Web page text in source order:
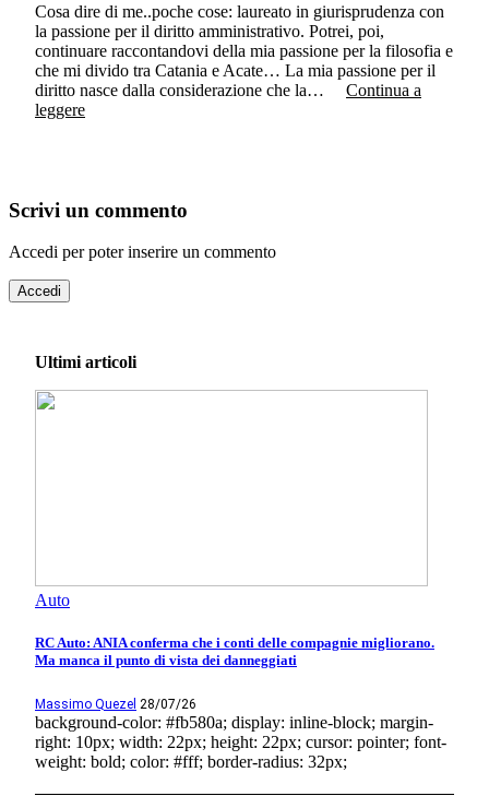
Cosa dire di me..poche cose: laureato in giurisprudenza con
la passione per il diritto amministrativo. Potrei, poi,
continuare raccontandovi della mia passione per la filosofia e
che mi divido tra Catania e Acate… La mia passione per il
diritto nasce dalla considerazione che la…
Continua a
leggere
Scrivi un commento
Accedi per poter inserire un commento
Accedi
Ultimi articoli
Auto
RC Auto: ANIA conferma che i conti delle compagnie migliorano.
Ma manca il punto di vista dei danneggiati
Massimo Quezel 28/07/26
background-color: #fb580a; display: inline-block; margin-
right: 10px; width: 22px; height: 22px; cursor: pointer; font-
weight: bold; color: #fff; border-radius: 32px;